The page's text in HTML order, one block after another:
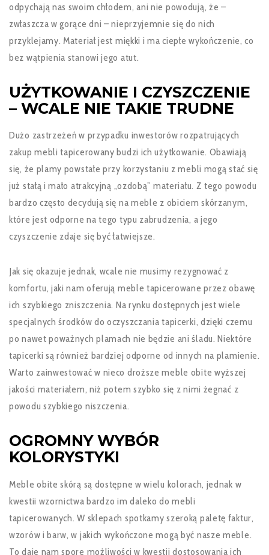
odpychają nas swoim chłodem, ani nie powodują, że –
zwłaszcza w gorące dni – nieprzyjemnie się do nich
przyklejamy. Materiał jest miękki i ma ciepłe wykończenie, co
bez wątpienia stanowi jego atut.
UŻYTKOWANIE I CZYSZCZENIE
– WCALE NIE TAKIE TRUDNE
Dużo zastrzeżeń w przypadku inwestorów rozpatrujących
zakup mebli tapicerowany budzi ich użytkowanie. Obawiają
się, że plamy powstałe przy korzystaniu z mebli mogą stać się
już stałą i mało atrakcyjną „ozdobą” materiału. Z tego powodu
bardzo często decydują się na meble z obiciem skórzanym,
które jest odporne na tego typu zabrudzenia, a jego
czyszczenie zdaje się być łatwiejsze.
Jak się okazuje jednak, wcale nie musimy rezygnować z
komfortu, jaki nam oferują meble tapicerowane przez obawę
ich szybkiego zniszczenia. Na rynku dostępnych jest wiele
specjalnych środków do oczyszczania tapicerki, dzięki czemu
po nawet poważnych plamach nie będzie ani śladu. Niektóre
tapicerki są również bardziej odporne od innych na plamienie.
Warto zainwestować w nieco droższe meble obite wyższej
jakości materiałem, niż potem szybko się z nimi żegnać z
powodu szybkiego niszczenia.
OGROMNY WYBÓR
KOLORYSTYKI
Meble obite skórą są dostępne w wielu kolorach, jednak w
kwestii wzornictwa bardzo im daleko do mebli
tapicerowanych. W sklepach spotkamy szeroką paletę faktur,
wzorów i barw, w jakich wykończone mogą być nasze meble.
To daje nam spore możliwości w kwestii dostosowania ich